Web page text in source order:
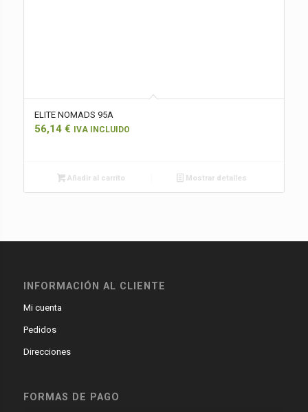
ELITE NOMADS 95A
56,14 € IVA INCLUIDO
Añadir al carrito Mostrar detalles
INFORMACIÓN AL CLIENTE
Mi cuenta
Pedidos
Direcciones
FORMAS DE PAGO